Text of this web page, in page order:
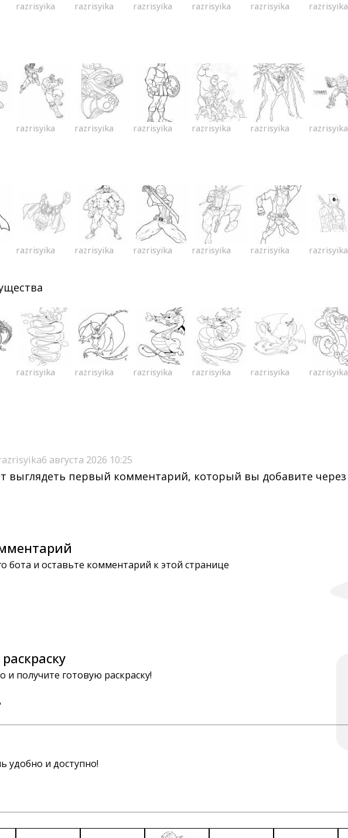
razrisyika razrisyika razrisyika razrisyika razrisyika razrisyika
razrisyika razrisyika razrisyika razrisyika razrisyika razrisyika
razrisyika razrisyika razrisyika razrisyika razrisyika razrisyika
razrisyika razrisyika razrisyika razrisyika razrisyika razrisyika
6 августа 2026 10:25
выглядеть первый комментарий, который вы добавите через
бота и оставьте комментарий к этой странице
и получите готовую раскраску!
удобно и доступно!